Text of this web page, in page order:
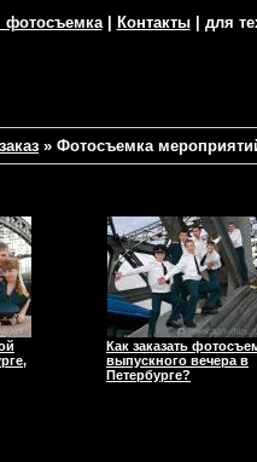
фотосъемка| Контакты| для
» Фотосъемка
Как заказать
выпускного вечера в
Петербурге?